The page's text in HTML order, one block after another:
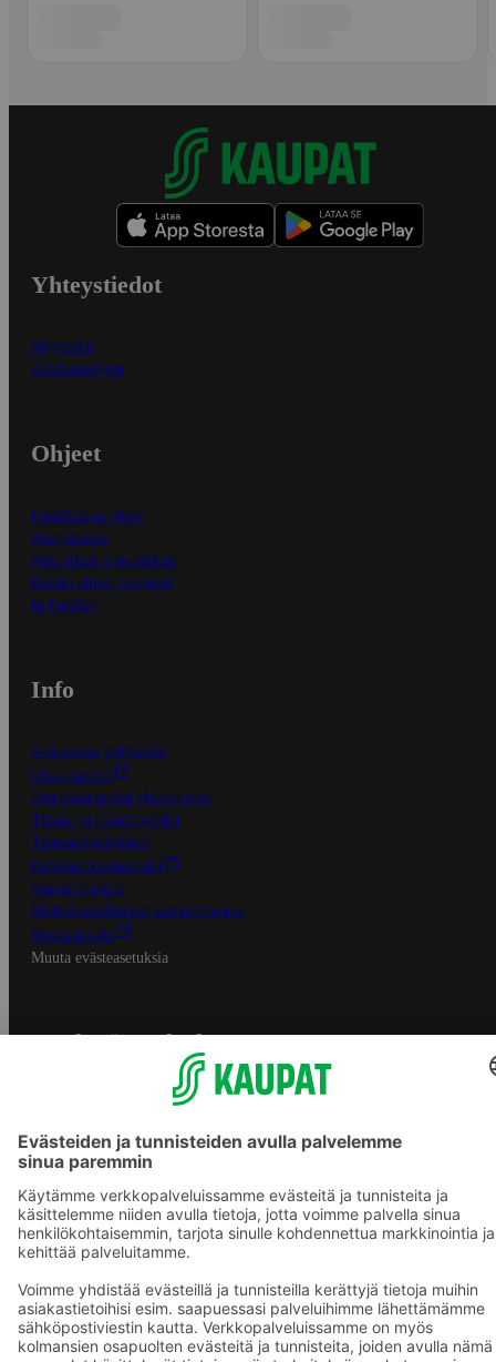
Yhteystiedot
Myymälät
Asiakaspalvelu
Ohjeet
Ensitilaajan ohjeet
Näin maksat
Näin tilaat ja muokkaat
Kaikki ohjeet ja vinkit
In English
Info
S-Business yrityksille
Oiva-raportit
Osuuskauppojen yhteystiedot
Tilaus- ja toimitusehdot
Tietosuojakäytäntö
Palvelun käyttöehdot
Saavutettavuus
Mobiilisovelluksen saavutettavuus
Mainostajalle
Muuta evästeasetuksia
S-ryhmän palvelut
Asiakasomistajuus
Yhteishyvä Ruoka -sovellus
Prisma.fi
Sokos.fi
S-Pankki
Sokos Hotels
Raflaamo